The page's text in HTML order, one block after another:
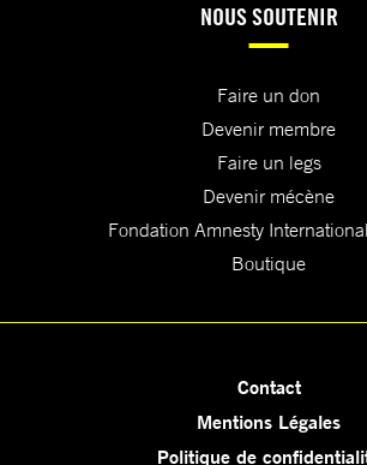
NOUS SOUTENIR
Faire un don
Devenir membre
Faire un legs
Devenir mécène
Fondation Amnesty
Boutique
Contact
Mentions Légales
Politique de